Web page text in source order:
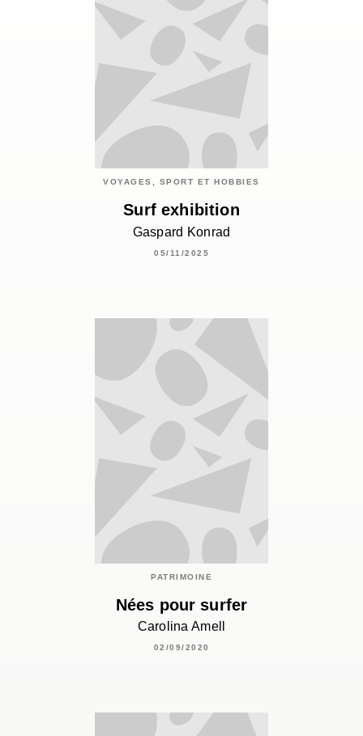
VOYAGES, SPORT ET HOBBIES
Surf exhibition
Gaspard Konrad
05/11/2025
PATRIMOINE
Nées pour surfer
Carolina Amell
02/09/2020